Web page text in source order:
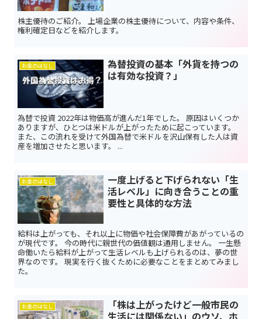
株主優待のご紹介。 上場企業の株主優待について、内容や条件、
権利確定日などを紹介します。
お金のはなし
為替投資の基本「外貨を持つの
は有効な投資？」
為替で投資 2022年は物価高が進んだ1年でした。 原因はいくつか
ありますが、ひとつは米ドルが上がったために起こっています。
また、この流れを受けて外国為替で米ドルを沢山保有した人は資
産を増加させたと思います。 ...
お金のはなし
一度上げると下げられない「生
活レベル」に向き合うことの重
要性と具体的な方法
給料は上がっても、それ以上に物価や社会保障費があがっているの
が現代です。 今の時代に親世代の価値観は通用しません。 一生懸
命働いたら給料が上がって生活レベルも上げられるのは、夢の世
界なのです。 現実を行く抜くために必要なことをまとめてみまし
た。
お金のはなし
「株は上がったけど一般市民の
生活には関係ない」のウソ、ホ